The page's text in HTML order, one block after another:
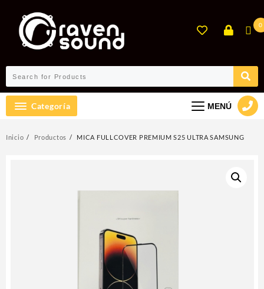
contenido
0
Categoría MENÚ
Inicio Productos MICA FULLCOVER PREMIUM S25 ULTRA SAMSUNG